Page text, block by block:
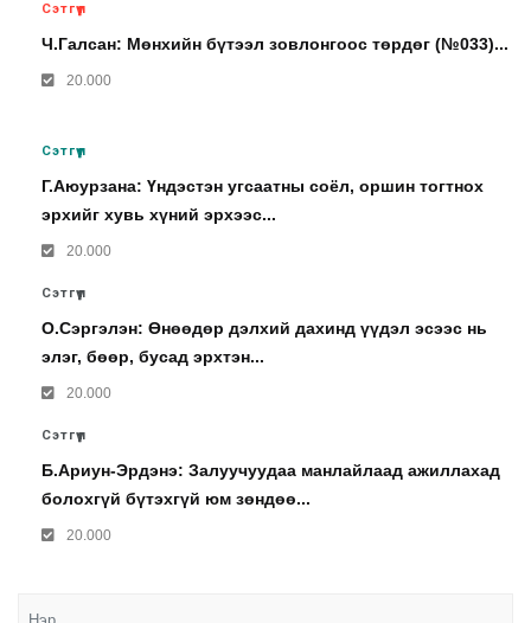
Сэтгүүл
Ч.Галсан: Мөнхийн бүтээл зовлонгоос төрдөг (№033)...
20.000
Сэтгүүл
Г.Аюурзана: Үндэстэн угсаатны соёл, оршин тогтнох
эрхийг хувь хүний эрхээс...
20.000
Сэтгүүл
О.Сэргэлэн: Өнөөдөр дэлхий дахинд үүдэл эсээс нь
элэг, бөөр, бусад эрхтэн...
20.000
Сэтгүүл
Б.Ариун-Эрдэнэ: Залуучуудаа манлайлаад ажиллахад
болохгүй бүтэхгүй юм зөндөө...
20.000